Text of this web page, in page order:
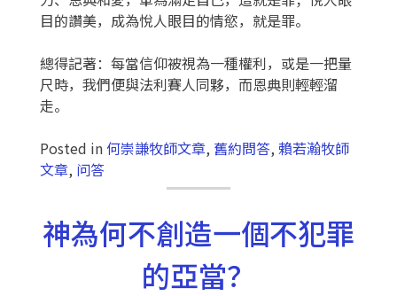
目的讚美，成為悅人眼目的情慾，就是罪。
總得記著：每當信仰被視為一種權利，或是一把量
尺時，我們便與法利賽人同夥，而恩典則輕輕溜
走。
Posted in 何崇謙牧師文章, 舊約問答, 賴若瀚牧師
文章, 问答
神為何不創造一個不犯罪
的亞當？